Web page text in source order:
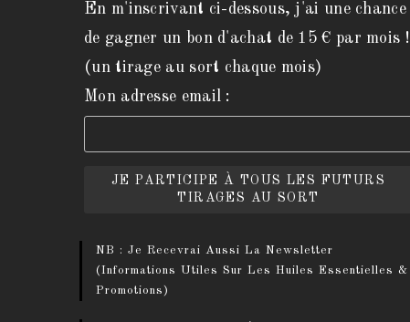
En m'inscrivant ci-dessous, j'ai une chance
de gagner un bon d'achat de 15 € par mois !
(un tirage au sort chaque mois)
Mon adresse email :
NB : Je Recevrai Aussi La Newsletter
(informations Utiles Sur Les Huiles Essentielles &
Promotions)